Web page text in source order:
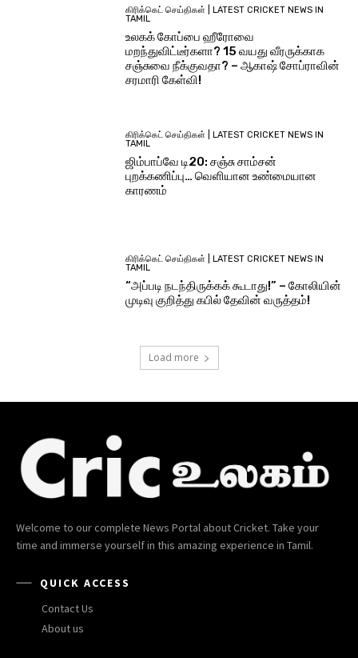
கிரிக்கெட் செய்திகள் | LATEST CRICKET NEWS IN
TAMIL
உலகக் கோப்பை ஹீரோவை
மறந்துவிட்டீர்களா? 15 வயது வீரருக்காக
சஞ்சுவை நீக்குவதா? – ஆகாஷ் சோப்ராவின்
சரமாரி கேள்வி!
கிரிக்கெட் செய்திகள் | LATEST CRICKET NEWS IN
TAMIL
ஜிம்பாப்வே டி20: சஞ்சு சாம்சன்
புறக்கணிப்பு… வெளியான உண்மையான
காரணம்
கிரிக்கெட் செய்திகள் | LATEST CRICKET NEWS IN
TAMIL
“அப்படி நடந்திருக்கக் கூடாது!” – கோலியின்
முடிவு குறித்து கபில் தேவின் வருத்தம்!
Load more
Welcome to our complete News Portal about Cricket. Take your
time and immerse yourself in this amazing experience in Tamil.
QUICK ACCESS
Contact Us
About us